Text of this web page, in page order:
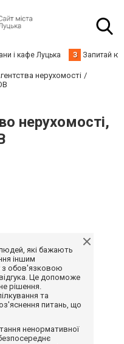
і кафе Луцька З Запитай
нерухомості
нерухомості,
які бажають
іншим
з обов'язковою
Це допоможе
рішення.
та
питань, що
ненормативної